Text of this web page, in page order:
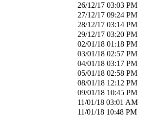
26/12/17 03:03 PM
27/12/17 09:24 PM
28/12/17 03:14 PM
29/12/17 03:20 PM
02/01/18 01:18 PM
03/01/18 02:57 PM
04/01/18 03:17 PM
05/01/18 02:58 PM
08/01/18 12:12 PM
09/01/18 10:45 PM
11/01/18 03:01 AM
11/01/18 10:48 PM